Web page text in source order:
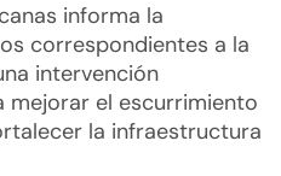
informa la
correspondientes a la
intervención
mejorar el escurrimiento
la infraestructura